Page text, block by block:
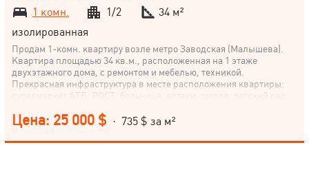
1 комн.
1/2
34 м²
изолированная
Продам 1-комн. квартиру возле метро Заводская (Малышева).
Квартира площадью 34 кв.м., расположенная на 1 этаже
двухэтажного дома, с ремонтом и мебелью, техникой.
Прекрасная инфраструктура в месте расположения квартиры:
супермаркет АТБ, РОСТ, больница, аптеки, школа, детский сад,
Цена: 25 000 $ · 735 $ за м²